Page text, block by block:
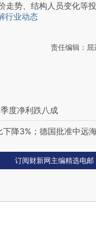
走势、结构人员变化等投
行业动态
责任编辑：
度净利跌八成
降3%；德国批准中远
订阅财新网主编精选电邮